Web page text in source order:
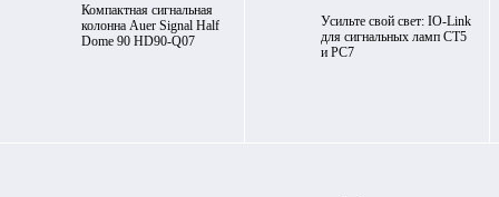
Компактная сигнальная
колонна Auer Signal Half
Dome 90 HD90-Q07
Усильте свой свет: IO-Link
для сигнальных ламп CT5
и PC7